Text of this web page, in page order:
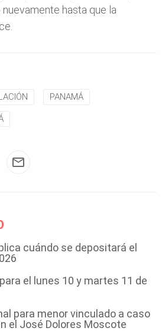
hasta que la
PANAMÁ
cuándo se depositará el
el lunes 10 y martes 11 de
para menor vinculado a caso
el José Dolores Moscote